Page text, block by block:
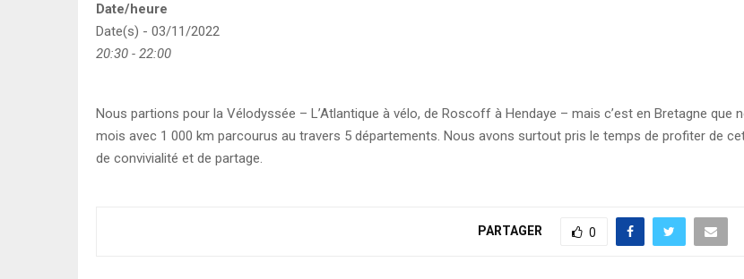
Date/heure
Date(s) - 03/11/2022
20:30 - 22:00
Nous partions pour la Vélodyssée – L’Atlantique à vélo, de Roscoff à Hendaye – mais c’est en Bretagne
mois avec 1 000 km parcourus au travers 5 départements. Nous avons surtout pris le temps de profiter de
de convivialité et de partage.
PARTAGER 0